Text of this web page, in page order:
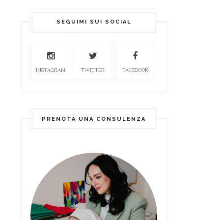
SEGUIMI SUI SOCIAL
INSTAGRAM TWITTER FACEBOOK
PRENOTA UNA CONSULENZA